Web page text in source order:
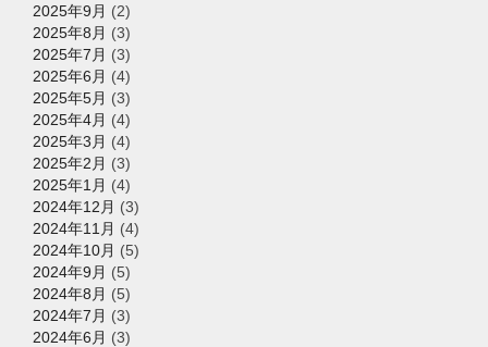
2025年9月 (2)
2025年8月 (3)
2025年7月 (3)
2025年6月 (4)
2025年5月 (3)
2025年4月 (4)
2025年3月 (4)
2025年2月 (3)
2025年1月 (4)
2024年12月 (3)
2024年11月 (4)
2024年10月 (5)
2024年9月 (5)
2024年8月 (5)
2024年7月 (3)
2024年6月 (3)